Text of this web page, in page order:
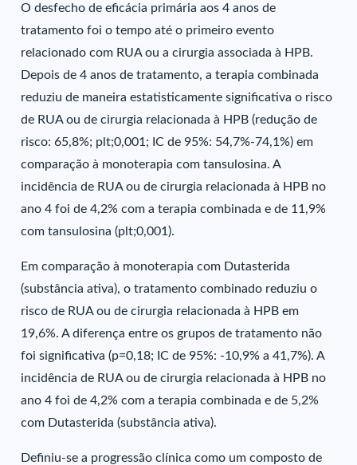
O desfecho de eficácia primária aos 4 anos de
tratamento foi o tempo até o primeiro evento
relacionado com RUA ou a cirurgia associada à HPB.
Depois de 4 anos de tratamento, a terapia combinada
reduziu de maneira estatisticamente significativa o risco
de RUA ou de cirurgia relacionada à HPB (redução de
risco: 65,8%; plt;0,001; IC de 95%: 54,7%-74,1%) em
comparação à monoterapia com tansulosina. A
incidência de RUA ou de cirurgia relacionada à HPB no
ano 4 foi de 4,2% com a terapia combinada e de 11,9%
com tansulosina (plt;0,001).
Em comparação à monoterapia com Dutasterida
(substância ativa), o tratamento combinado reduziu o
risco de RUA ou de cirurgia relacionada à HPB em
19,6%. A diferença entre os grupos de tratamento não
foi significativa (p=0,18; IC de 95%: -10,9% a 41,7%). A
incidência de RUA ou de cirurgia relacionada à HPB no
ano 4 foi de 4,2% com a terapia combinada e de 5,2%
com Dutasterida (substância ativa).
Definiu-se a progressão clínica como um composto de